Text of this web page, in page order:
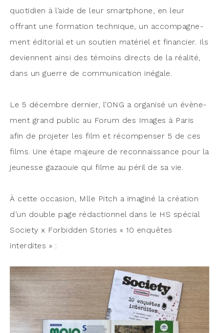
quo­ti­dien à l’aide de leur smart­phone, en leur
offrant une for­ma­tion tech­nique, un accom­pa­gne­
ment édi­to­rial et un sou­tien maté­riel et finan­cier. Ils
deviennent ain­si des témoins directs de la réa­li­té,
dans un guerre de com­mu­ni­ca­tion inégale.
Le 5 décembre der­nier, l’ONG a orga­ni­sé un évè­ne­
ment grand public au Forum des Images à Paris
afin de pro­je­ter les film et récom­pen­ser 5 de ces
films. Une étape majeure de recon­nais­sance pour la
jeu­nesse gazaouie qui filme au péril de sa vie.
À cette occa­sion, Mlle Pitch a ima­gi­né la créa­tion
d’un double page rédac­tion­nel dans le HS spé­cial
Socie­ty x For­bid­den Sto­ries « 10 enquêtes
interdites » :